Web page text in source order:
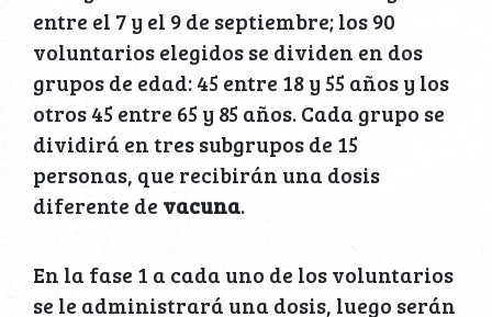
entre el 7 y el 9 de septiembre; los 90
voluntarios elegidos se dividen en dos
grupos de edad: 45 entre 18 y 55 años y los
otros 45 entre 65 y 85 años. Cada grupo se
dividirá en tres subgrupos de 15
personas, que recibirán una dosis
diferente de vacuna.
En la fase 1 a cada uno de los voluntarios
se le administrará una dosis, luego serán